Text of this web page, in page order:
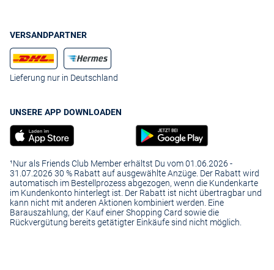
VERSANDPARTNER
Lieferung nur in Deutschland
UNSERE APP DOWNLOADEN
¹Nur als Friends Club Member erhältst Du vom 01.06.2026 -
31.07.2026 30 % Rabatt auf ausgewählte Anzüge. Der Rabatt wird
automatisch im Bestellprozess abgezogen, wenn die Kundenkarte
im Kundenkonto hinterlegt ist. Der Rabatt ist nicht übertragbar und
kann nicht mit anderen Aktionen kombiniert werden. Eine
Barauszahlung, der Kauf einer Shopping Card sowie die
Rückvergütung bereits getätigter Einkäufe sind nicht möglich.